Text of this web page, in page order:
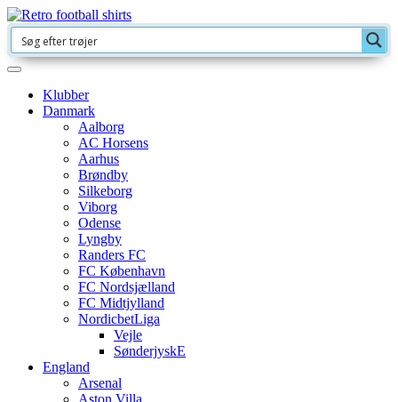
Klubber
Danmark
Aalborg
AC Horsens
Aarhus
Brøndby
Silkeborg
Viborg
Odense
Lyngby
Randers FC
FC København
FC Nordsjælland
FC Midtjylland
NordicbetLiga
Vejle
SønderjyskE
England
Arsenal
Aston Villa